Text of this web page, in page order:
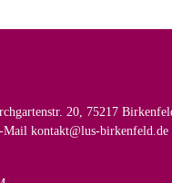
20, 75217
Mail kontakt@lus-birkenfeld.de